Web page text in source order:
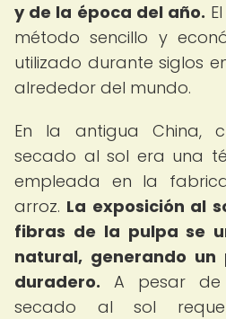
y de la época del año.
método sencillo y
utilizado durante siglos
alrededor del mundo.
En la antigua China,
secado al sol era una
empleada en la
arroz. La exposición al
fibras de la pulpa se
natural, generando
duradero. A pesar de
secado al sol